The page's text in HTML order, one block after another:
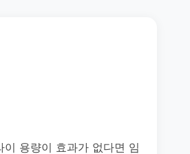
용량이 효과가 없다면 임